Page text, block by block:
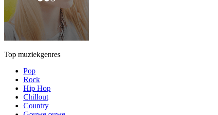
Top muziekgenres
Pop
Rock
Hip Hop
Chillout
Country